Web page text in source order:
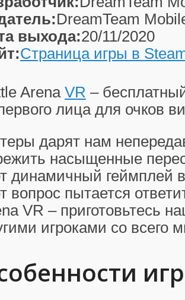
DreamTeam
выхода:20/11/2020
Страница игры в
Arena VR –
лица для очков
дарят нам
насыщенные
динамичный геймплей
вопрос пытается
VR – приготовьтесь
игроками со всего